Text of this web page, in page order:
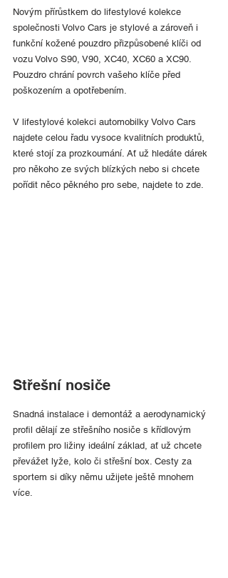
Novým přírůstkem do lifestylové kolekce
společnosti Volvo Cars je stylové a zároveň i
funkční kožené pouzdro přizpůsobené klíči od
vozu Volvo S90, V90, XC40, XC60 a XC90.
Pouzdro chrání povrch vašeho klíče před
poškozením a opotřebením.
V lifestylové kolekci automobilky Volvo Cars
najdete celou řadu vysoce kvalitních produktů,
které stojí za prozkoumání. Ať už hledáte dárek
pro někoho ze svých blízkých nebo si chcete
pořídit něco pěkného pro sebe, najdete to zde.
Střešní nosiče
Snadná instalace i demontáž a aerodynamický
profil dělají ze střešního nosiče s křídlovým
profilem pro ližiny ideální základ, ať už chcete
převážet lyže, kolo či střešní box. Cesty za
sportem si díky němu užijete ještě mnohem
více.